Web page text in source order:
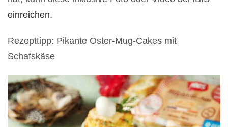
einreichen.
Rezepttipp: Pikante Oster-Mug-Cakes mit
Schafskäse